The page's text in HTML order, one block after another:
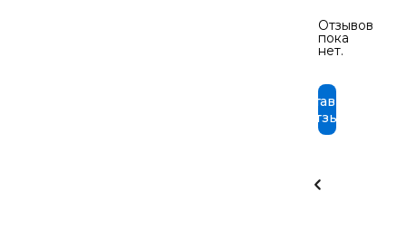
Отзывов
пока
нет.
Оставить
отзыв